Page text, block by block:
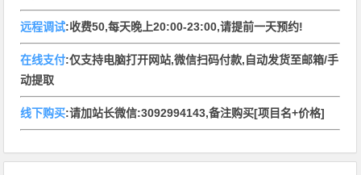
远程调试:收费50,每天晚上20:00-23:00,请提前一天预约!
在线支付:仅支持电脑打开网站,微信扫码付款,自动发货至邮箱/手
动提取
线下购买:请加站长微信:3092994143,备注购买[项目名+价格]